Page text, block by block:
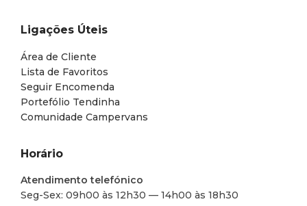
Ligações Úteis
Área de Cliente
Lista de Favoritos
Seguir Encomenda
Portefólio Tendinha
Comunidade Campervans
Horário
Atendimento telefónico
Seg-Sex: 09h00 às 12h30 — 14h00 às 18h30